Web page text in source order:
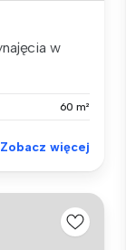
w
60 m²
Zobacz więcej